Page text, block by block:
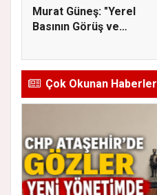
Murat Güneş: "Yerel
Basının Görüş ve
Çok Okunan Haberler